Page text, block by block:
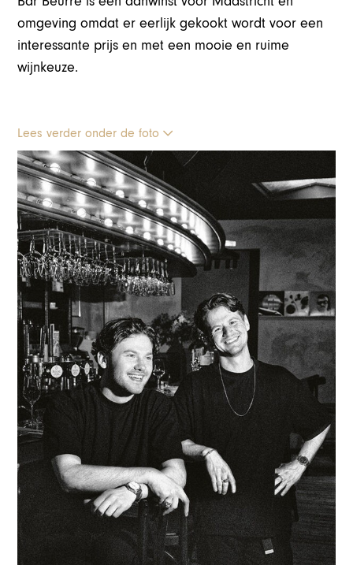
omgeving omdat er eerlijk gekookt wordt voor een
interessante prijs en met een mooie en ruime
wijnkeuze.
Lees verder onder de foto